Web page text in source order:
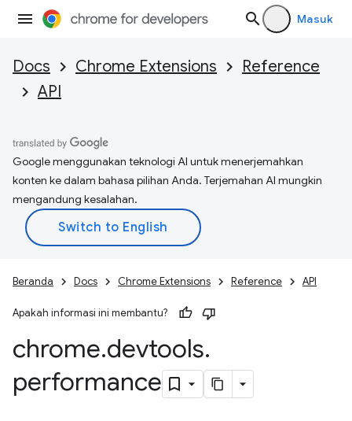
Masuk
Docs Chrome Extensions
Reference
API
Google menggunakan teknologi AI untuk menerjemahkan
konten ke dalam bahasa pilihan Anda. Terjemahan AI mungkin
mengandung kesalahan.
Beranda Docs Chrome Extensions Reference API
Apakah informasi ini membantu?
chrome.devtools.
performance